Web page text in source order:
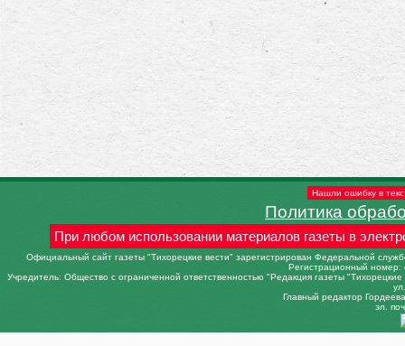
Нашли ошибку в
Политика
При любом использовании материалов газеты в
Официальный сайт газеты "Тихорецкие вести" зарегистрирован Федеральной
Регистрационный
Учредитель: Общество с ограниченной ответственностью "Редакция газеты
Главный редактор
эл.